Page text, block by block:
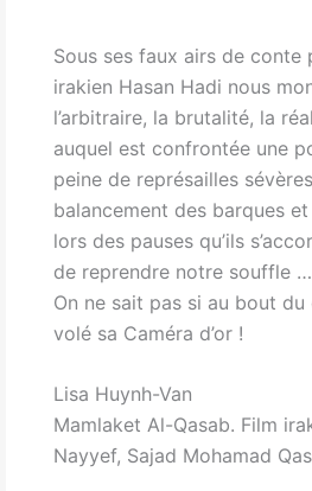
Sous ses faux airs de
irakien Hasan Hadi nous
l’arbitraire, la brutalité, la
auquel est confrontée une
peine de représailles
balancement des barques
lors des pauses qu’ils
de reprendre notre souffle …
On ne sait pas si au bout
volé sa Caméra d’or !
Lisa Huynh-Van
Mamlaket Al-Qasab. Film
Nayyef, Sajad Mohamad